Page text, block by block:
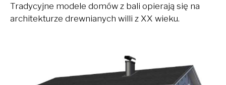
Tradycyjne modele domów z bali opierają się na
architekturze drewnianych willi z XX wieku.